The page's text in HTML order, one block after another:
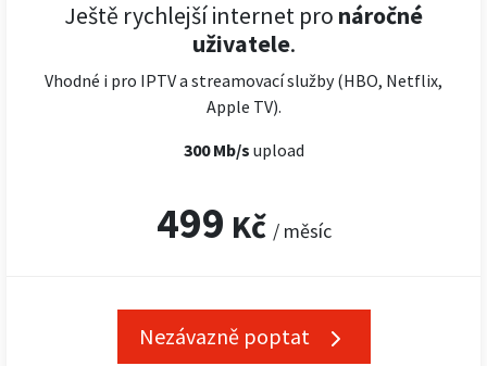
Ještě rychlejší internet pro náročné
uživatele.
Vhodné i pro IPTV a streamovací služby (HBO, Netflix,
Apple TV).
300 Mb/s upload
499 Kč / měsíc
Nezávazně poptat